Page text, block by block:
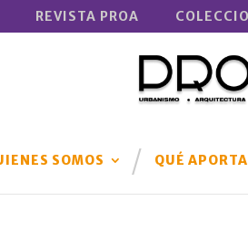
REVISTA PROA
SOMOS QUÉ